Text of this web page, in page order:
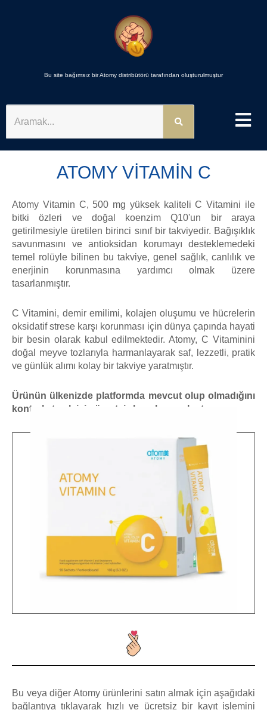
Bu site bağımsız bir Atomy distribütörü tarafından oluşturulmuştur
ARAMAK
ATOMY VITAMIN C
Atomy Vitamin C, 500 mg yüksek kaliteli C Vitamini ile
bitki özleri ve doğal koenzim Q10'un bir araya
getirilmesiyle üretilen birinci sınıf bir takviyedir. Bağışıklık
savunmasını ve antioksidan korumayı desteklemedeki
temel rolüyle bilinen bu takviye, genel sağlık, canlılık ve
enerjinin korunmasına yardımcı olmak üzere
tasarlanmıştır.
C Vitamini, demir emilimi, kolajen oluşumu ve hücrelerin
oksidatif strese karşı korunması için dünya çapında hayati
bir besin olarak kabul edilmektedir. Atomy, C Vitaminini
doğal meyve tozlarıyla harmanlayarak saf, lezzetli, pratik
ve günlük alımı kolay bir takviye yaratmıştır.
Ürünün ülkenizde platformda mevcut olup olmadığını
kontrol etmek için ücretsiz hesabınızı oluşturun.
Bu veya diğer Atomy ürünlerini satın almak için aşağıdaki
bağlantıya tıklayarak hızlı ve ücretsiz bir kayıt işlemini